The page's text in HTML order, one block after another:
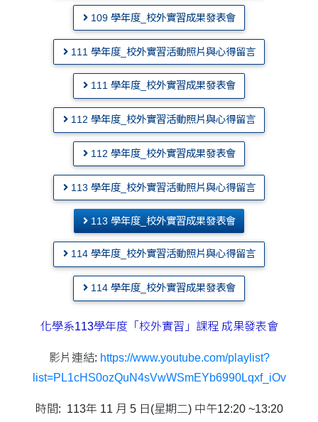
109 學年度_校外實習成果發表會
111 學年度_校外實習活動照片與心得留言
111 學年度_校外實習成果發表會
112 學年度_校外實習活動照片與心得留言
112 學年度_校外實習成果發表會
113 學年度_校外實習活動照片與心得留言
113 學年度_校外實習成果發表會
114 學年度_校外實習活動照片與心得留言
114 學年度_校外實習成果發表會
化學系113學年度「校外實習」課程 成果發表會
影片連結: https://www.youtube.com/playlist?
list=PL1cHS0ozQuN4sVwWSmEYb6990Lqxf_iOv
時間: 113年 11 月 5 日(星期二) 中午12:20 ~13:20